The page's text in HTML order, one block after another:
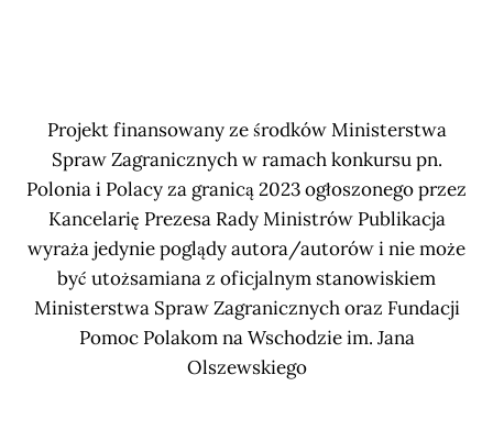
Projekt finansowany ze środków Ministerstwa
Spraw Zagranicznych w ramach konkursu pn.
Polonia i Polacy za granicą 2023 ogłoszonego przez
Kancelarię Prezesa Rady Ministrów Publikacja
wyraża jedynie poglądy autora/autorów i nie może
być utożsamiana z oficjalnym stanowiskiem
Ministerstwa Spraw Zagranicznych oraz Fundacji
Pomoc Polakom na Wschodzie im. Jana
Olszewskiego